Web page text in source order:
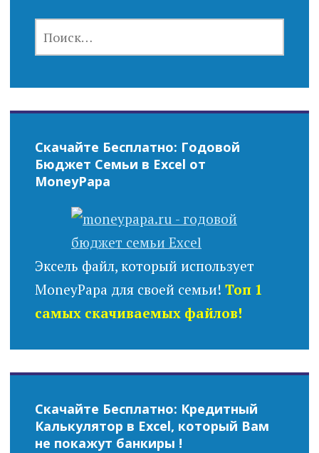
Скачайте Бесплатно: Годовой
Бюджет Семьи в Excel от
MoneyPapa
Эксель файл, который использует
MoneyPapa для своей семьи! Топ 1
самых скачиваемых файлов!
Скачайте Бесплатно: Кредитный
Калькулятор в Excel, который Вам
не покажут банкиры !